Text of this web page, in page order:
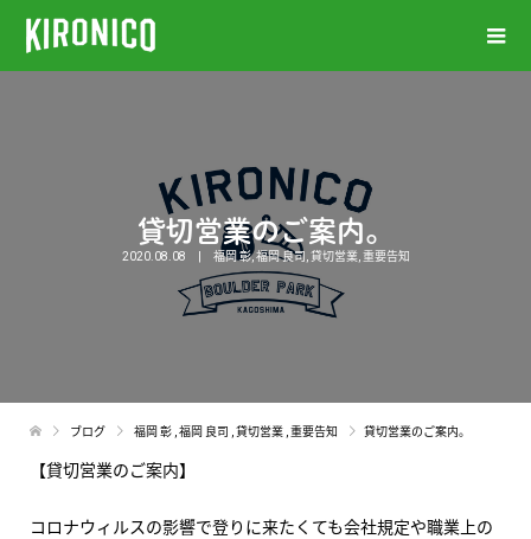
貸切営業のご案内。
2020.08.08 福岡 彰,福岡 良司 貸切営業, 重要告知
ブログ 福岡 彰 福岡 良司 貸切営業 重要告知 貸切営業のご案内。
【貸切営業のご案内】
コロナウィルスの影響で登りに来たくても会社規定や職業上の